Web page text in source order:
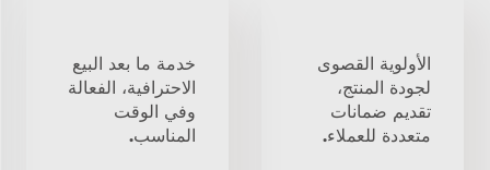
الأولوية القصوى
لجودة المنتج،
تقديم ضمانات
متعددة للعملاء.
خدمة ما بعد البيع
الاحترافية، الفعالة
وفي الوقت
المناسب.